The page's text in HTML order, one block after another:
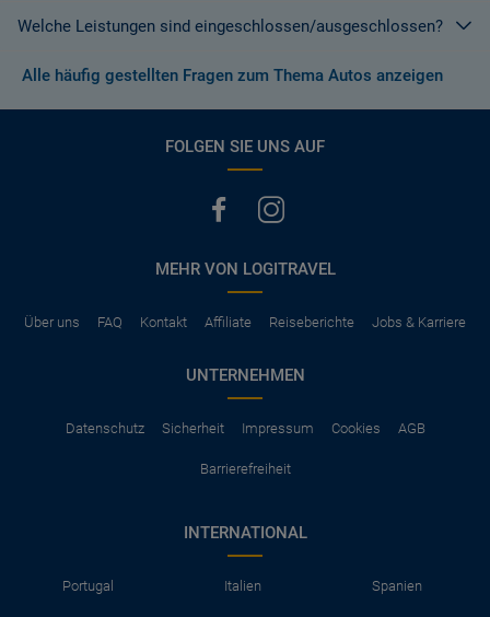
Sonderangebot informiert, bei dem ein zusätzlicher Fahrer
Derzeit ist der Mindestzeitraum für eine Autoanmietung 24
Welche Leistungen sind eingeschlossen/ausgeschlossen?
Normalerweise werden Ihnen in den AGB's die Leistungen beim
Abschluss der Buchung aufgezeigt. Wenn nicht anders
(Normalerweise mit SB)
Die folgenden Leistungen sind normalerweise im Mietpreis
Parkhäuser, Maut, Steuern, Strafzettel
Kindersitze, GPS, Schneeketten
Alle häufig gestellten Fragen zum Thema Autos anzeigen
FOLGEN SIE UNS AUF
MEHR VON LOGITRAVEL
Über uns FAQ Kontakt Affiliate Reiseberichte Jobs & Karriere
UNTERNEHMEN
Datenschutz Sicherheit Impressum Cookies AGB
Barrierefreiheit
INTERNATIONAL
Portugal Italien Spanien